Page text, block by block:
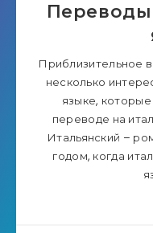
Переводы
Приблизительное
несколько
языке,
переводе на
Итальянский –
годом, когда